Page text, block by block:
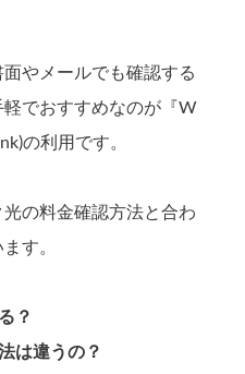
やメールでも確認する
でおすすめなのが『W
の利用です。
の料金確認方法と合わ
す。
？
は違うの？